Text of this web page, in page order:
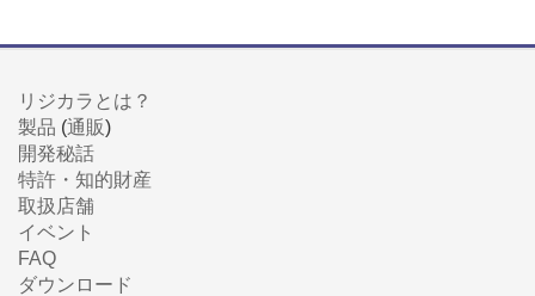
リジカラとは？
製品 (通販)
開発秘話
特許・知的財産
取扱店舗
イベント
FAQ
ダウンロード